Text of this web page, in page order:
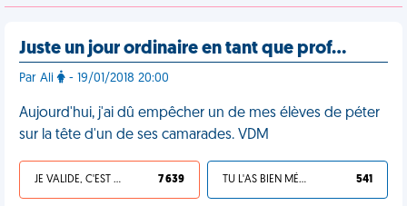
Juste un jour ordinaire en tant que prof...
Par Ali - 19/01/2018 20:00
Aujourd'hui, j'ai dû empêcher un de mes élèves de péter
sur la tête d'un de ses camarades. VDM
JE VALIDE, C'EST UNE VDM 7 639 TU L'AS BIEN MÉRITÉ 541